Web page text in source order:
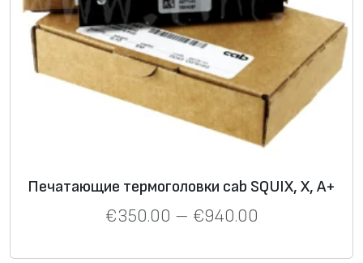
Печатающие термоголовки cab SQUIX, X, A+
€350.00 – €940.00